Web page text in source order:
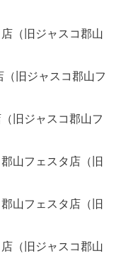
（旧ジャスコ郡山
（旧ジャスコ郡山フ
旧ジャスコ郡山フ
山フェスタ店（旧
山フェスタ店（旧
（旧ジャスコ郡山